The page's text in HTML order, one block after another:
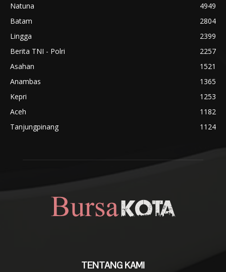
Natuna
4949
Batam
2804
Lingga
2399
Berita TNI - Polri
2257
Asahan
1521
Anambas
1365
Kepri
1253
Aceh
1182
Tanjungpinang
1124
TENTANG KAMI